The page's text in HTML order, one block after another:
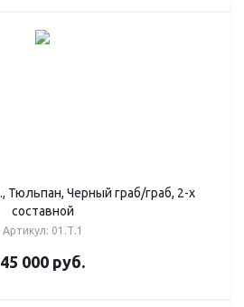
Тюльпан, Черный граб/граб, 2-х
составной
Артикул: 01.Т.1
45 000 руб.